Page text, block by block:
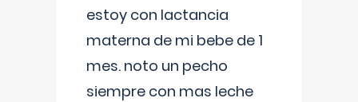
estoy con lactancia
materna de mi bebe de 1
mes. noto un pecho
siempre con mas leche